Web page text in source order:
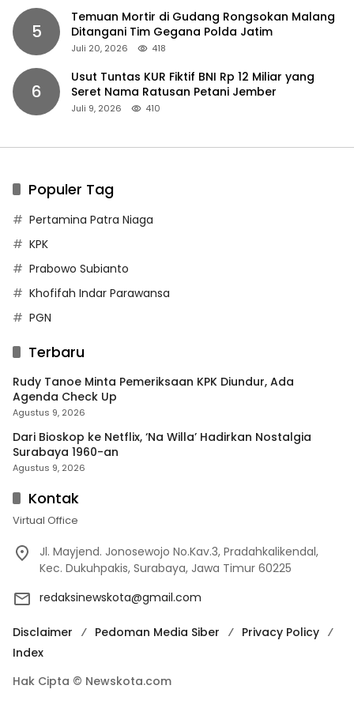
5
Temuan Mortir di Gudang Rongsokan Malang
Ditangani Tim Gegana Polda Jatim
Juli 20, 2026 418
6
Usut Tuntas KUR Fiktif BNI Rp 12 Miliar yang
Seret Nama Ratusan Petani Jember
Juli 9, 2026 410
Populer Tag
Pertamina Patra Niaga
KPK
Prabowo Subianto
Khofifah Indar Parawansa
PGN
Terbaru
Rudy Tanoe Minta Pemeriksaan KPK Diundur, Ada
Agenda Check Up
Agustus 9, 2026
Dari Bioskop ke Netflix, ‘Na Willa’ Hadirkan Nostalgia
Surabaya 1960-an
Agustus 9, 2026
Kontak
Virtual Office
Jl. Mayjend. Jonosewojo No.Kav.3, Pradahkalikendal,
Kec. Dukuhpakis, Surabaya, Jawa Timur 60225
redaksinewskota@gmail.com
Disclaimer Pedoman Media Siber
Privacy Policy
Index
Hak Cipta © Newskota.com